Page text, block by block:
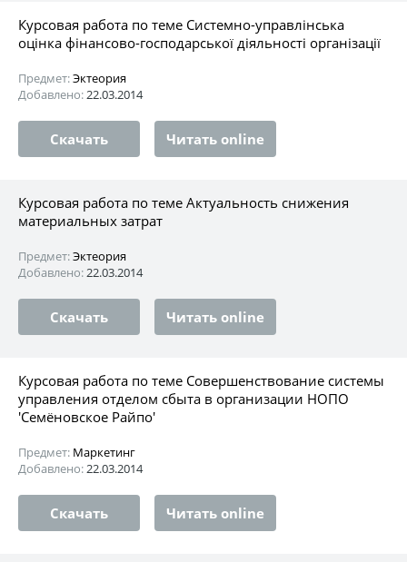
Курсовая работа по теме Системно-управлінська
оцінка фінансово-господарської діяльності організації
Предмет:Эктеория
Добавлено:22.03.2014
Скачать Читать online
Курсовая работа по теме Актуальность снижения
материальных затрат
Предмет:Эктеория
Добавлено:22.03.2014
Скачать Читать online
Курсовая работа по теме Совершенствование системы
управления отделом сбыта в организации НОПО
'Семёновское Райпо'
Предмет: Маркетинг
Добавлено:22.03.2014
Скачать Читать online